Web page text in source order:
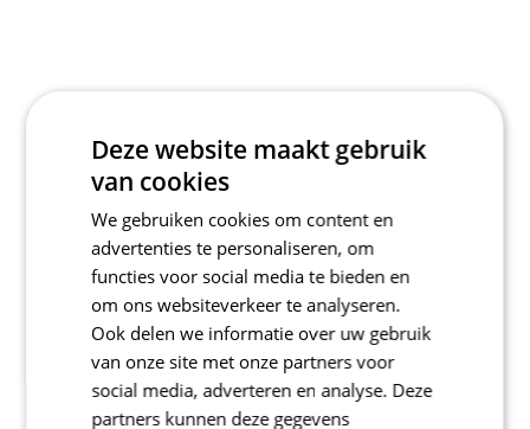
Deze website maakt gebruik
van cookies
We gebruiken cookies om content en
advertenties te personaliseren, om
functies voor social media te bieden en
om ons websiteverkeer te analyseren.
Ook delen we informatie over uw gebruik
van onze site met onze partners voor
social media, adverteren en analyse. Deze
partners kunnen deze gegevens